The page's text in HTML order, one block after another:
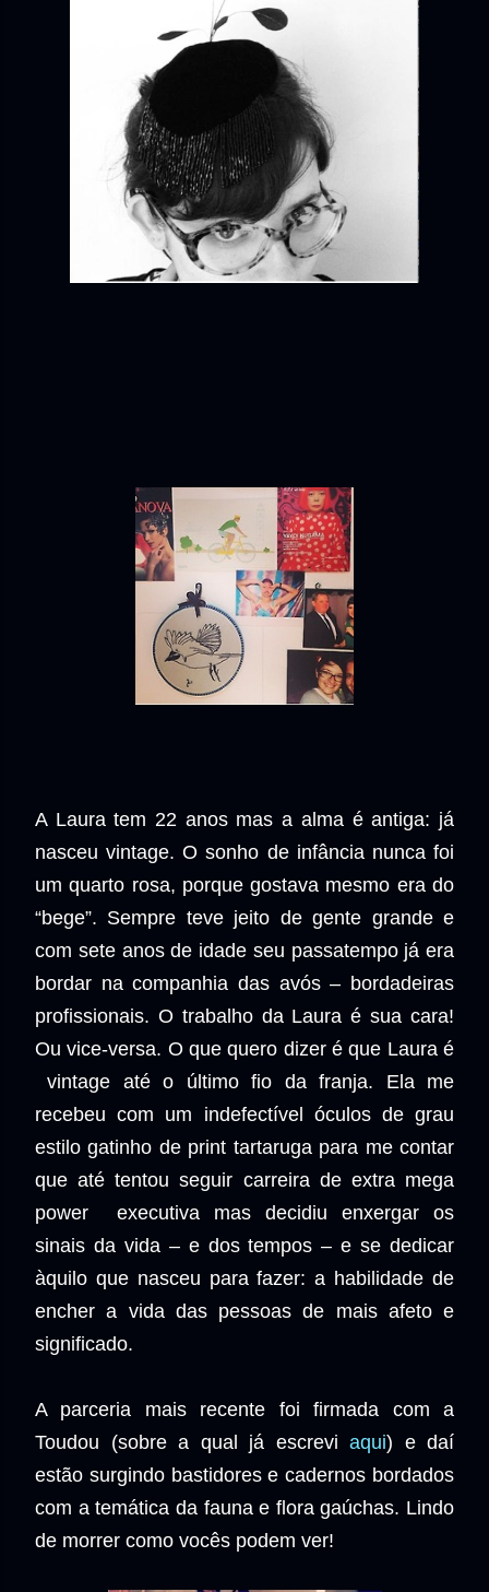
A Laura tem 22 anos mas a alma é antiga: já
nasceu vintage. O sonho de infância nunca foi
um quarto rosa, porque gostava mesmo era do
“bege”. Sempre teve jeito de gente grande e
com sete anos de idade seu passatempo já era
bordar na companhia das avós – bordadeiras
profissionais. O trabalho da Laura é sua cara!
Ou vice-versa. O que quero dizer é que Laura é
vintage até o último fio da franja. Ela me
recebeu com um indefectível óculos de grau
estilo gatinho de print tartaruga para me contar
que até tentou seguir carreira de extra mega
power
executiva mas decidiu enxergar os
sinais da vida – e dos tempos – e se dedicar
àquilo que nasceu para fazer: a habilidade de
encher a vida das pessoas de mais afeto e
significado.
A parceria mais recente foi firmada com a
Toudou (sobre a qual já escrevi aqui) e daí
estão surgindo bastidores e cadernos bordados
com a temática da fauna e flora gaúchas. Lindo
de morrer como vocês podem ver!